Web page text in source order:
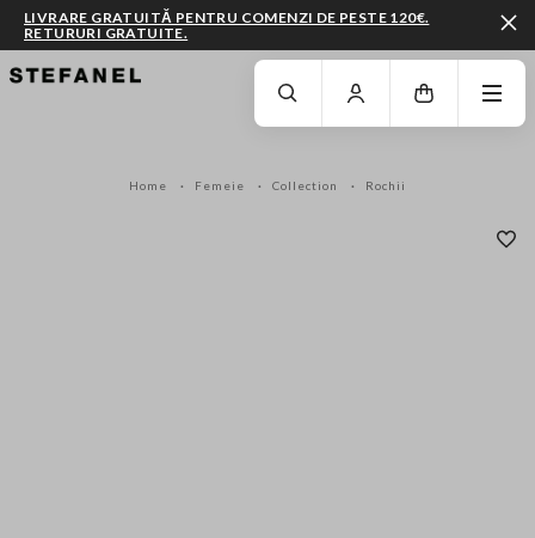
MERGI LA CONȚINUTUL PRINCIPALDERULEAZĂ ÎN JOS
LIVRARE GRATUITĂ PENTRU COMENZI DE PESTE 120€.
RETURURI GRATUITE.
Home Femeie Collection Rochii